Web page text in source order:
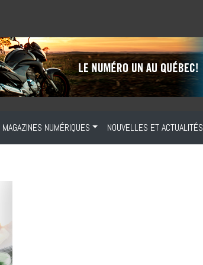
MAGAZINES NUMÉRIQUES NOUVELLES ET ACTUALITÉS